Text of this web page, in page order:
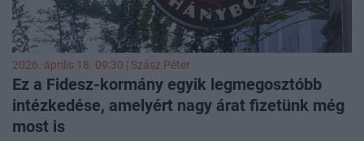
2026. április 18. 09:30 | Szász Péter
Ez a Fidesz-kormány egyik legmegosztóbb
intézkedése, amelyért nagy árat fizetünk még
most is